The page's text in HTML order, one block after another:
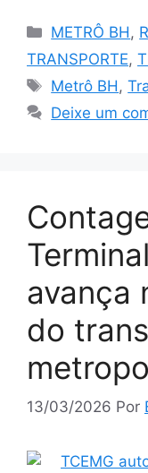
Categorias
METRÔ BH ,
TRANSPORTE,
Tags
Metrô BH ,
Deixe um
avança
do
13/03/2026 Por